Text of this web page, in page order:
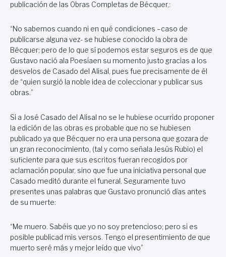
publicación de las Obras Completas de Bécquer,:
“No sabemos cuando ni en qué condiciones –caso de
publicarse alguna vez- se hubiese conocido la obra de
Bécquer; pero de lo que sí podemos estar seguros es de que
Gustavo nació ala Poesíaen su momento justo gracias a los
desvelos de Casado del Alisal, pues fue precisamente de él
de “quien surgió la noble idea de coleccionar y publicar sus
obras.”
Si a José Casado del Alisal no se le hubiese ocurrido proponer
la edición de las obras es probable que no se hubiesen
publicado ya que Bécquer no era una persona que gozara de
un gran reconocimiento, (tal y como señala Jesús Rubio) el
suficiente para que sus escritos fueran recogidos por
aclamación popular, sino que fue una iniciativa personal que
Casado meditó durante el funeral. Seguramente tuvo
presentes unas palabras que Gustavo pronunció días antes
de su muerte:
“Me muero. Sabéis que yo no soy pretencioso; pero si es
posible publicad mis versos. Tengo el presentimiento de que
muerto seré más y mejor leído que vivo”